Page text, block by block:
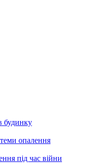
будинку
опалення
під час війни